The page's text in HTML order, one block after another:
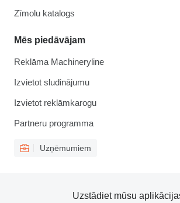
Zīmolu katalogs
Mēs piedāvājam
Reklāma Machineryline
Izvietot sludinājumu
Izvietot reklāmkarogu
Partneru programma
Uzņēmumiem
Uzstādiet mūsu